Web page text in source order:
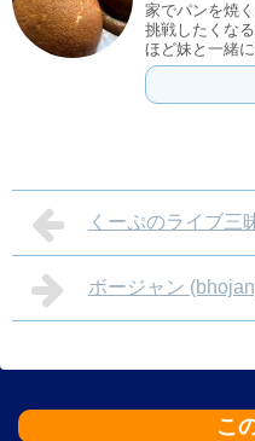
家でパンを焼
挑戦したくな
ほど妹と一緒
くーぷのライブ三
ボージャン
こ